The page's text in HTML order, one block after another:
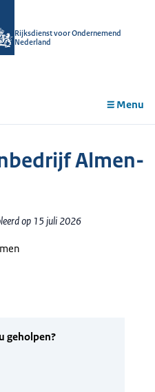
Rijksdienst voor Ondernemend
Nederland
Menu
Almen-
op 15 juli 2026